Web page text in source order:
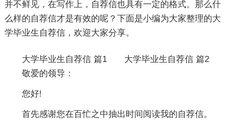
并不鲜见，在写作上，自荐信也具有一定的格式。那么什
么样的自荐信才是有效的呢？下面是小编为大家整理的大
学毕业生自荐信，欢迎大家分享。
大学毕业生自荐信 篇1
敬爱的领导：
您好!
首先感谢您在百忙之中抽出时间阅读我的自荐信。
大学毕业生自荐信 篇2